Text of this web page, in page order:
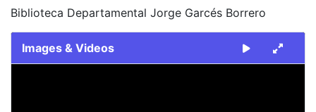
Biblioteca Departamental Jorge Garcés Borrero
Images & Videos